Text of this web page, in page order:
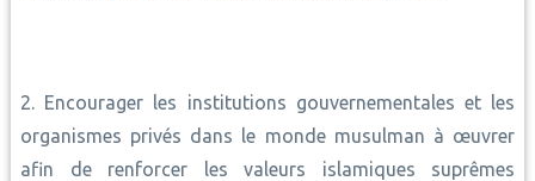
2. Encourager les institutions gouvernementales et les
organismes privés dans le monde musulman à œuvrer
afin de renforcer les valeurs islamiques suprêmes